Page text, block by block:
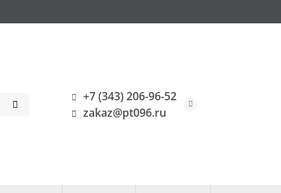
+7 (343) 206-96-52
zakaz@pt096.ru